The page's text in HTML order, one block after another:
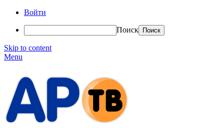
Войти
Поиск
Skip to content
Menu